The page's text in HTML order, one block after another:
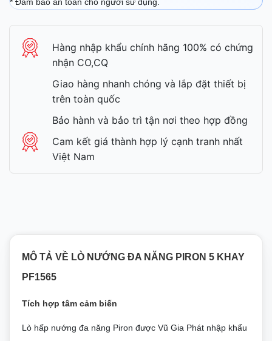
Hàng nhập khẩu chính hãng 100% có chứng
nhận CO,CQ
Giao hàng nhanh chóng và lắp đặt thiết bị
trên toàn quốc
Bảo hành và bảo trì tận nơi theo hợp đồng
Cam kết giá thành hợp lý cạnh tranh nhất
Việt Nam
MÔ TẢ VỀ LÒ NƯỚNG ĐA NĂNG PIRON 5 KHAY
PF1565
Tích hợp tâm cảm biến
Lò hấp nướng đa năng Piron được Vũ Gia Phát nhập khẩu